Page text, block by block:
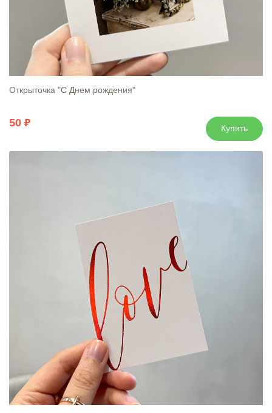
Открыточка "С Днем рождения"
50 Купить